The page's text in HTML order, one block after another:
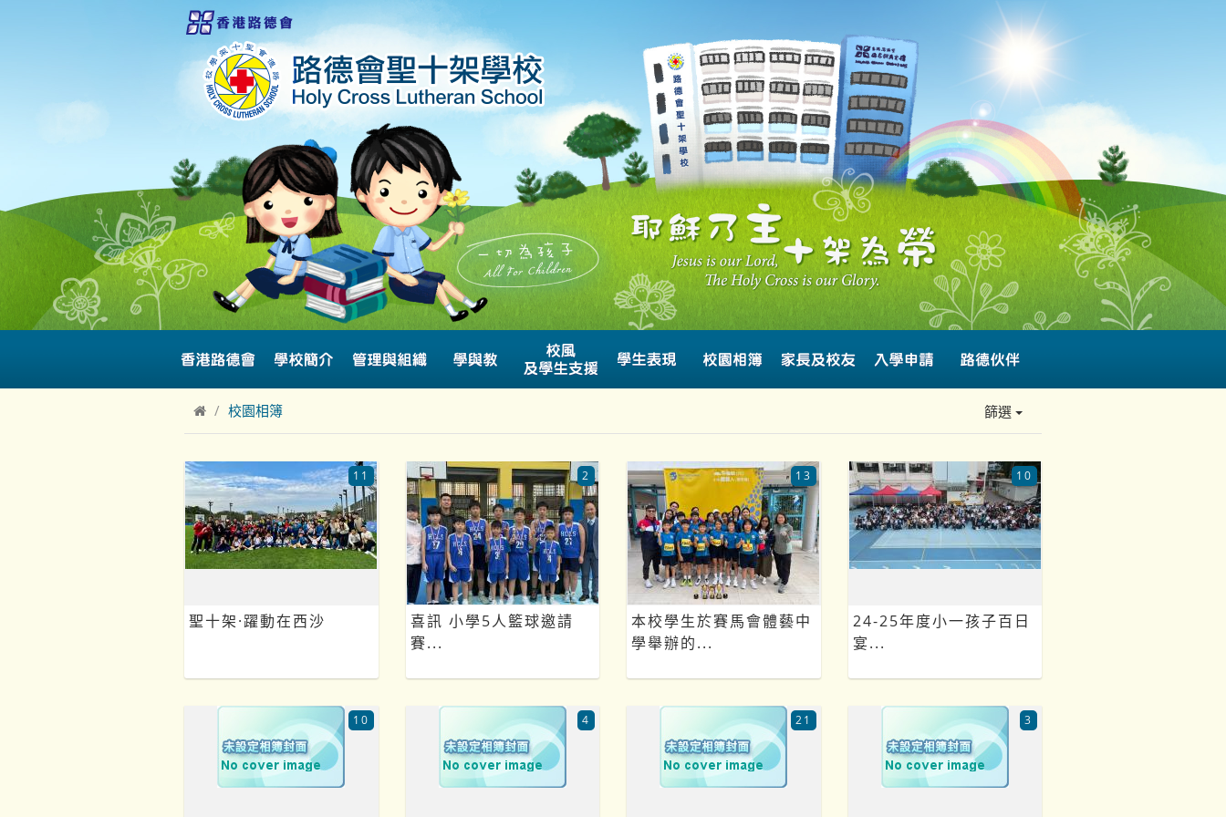
校園相簿 篩選
聖十架·躍動在西沙
11
喜訊 小學5人籃球邀請
賽...
2
本校學生於賽馬會體藝中
學舉辦的...
13
24-25年度小一孩子百日
宴...
10
10 4 21 3